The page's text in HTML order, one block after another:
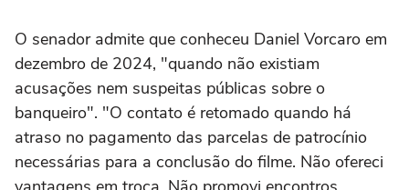
O senador admite que conheceu Daniel Vorcaro em
dezembro de 2024, "quando não existiam
acusações nem suspeitas públicas sobre o
banqueiro". "O contato é retomado quando há
atraso no pagamento das parcelas de patrocínio
necessárias para a conclusão do filme. Não ofereci